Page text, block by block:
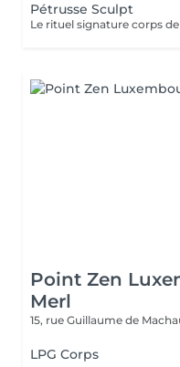
Pétrusse Sculpt
Point Zen
Merl
15, rue Guillaume de
LPG Corps